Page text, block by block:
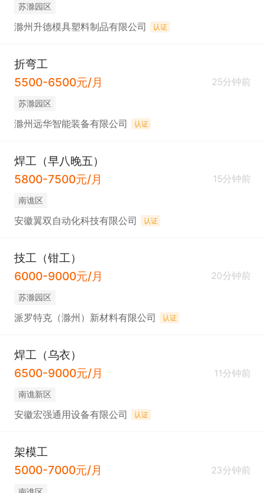
苏滁园区
滁州升德模具塑料制品有限公司 认证
折弯工
5500-6500元/月
25分钟前
苏滁园区
滁州远华智能装备有限公司 认证
焊工（早八晚五）
5800-7500元/月
15分钟前
南谯区
安徽翼双自动化科技有限公司 认证
技工（钳工）
6000-9000元/月
20分钟前
苏滁园区
派罗特克（滁州）新材料有限公司 认证
焊工（乌衣）
6500-9000元/月
11分钟前
南谯新区
安徽宏强通用设备有限公司 认证
架模工
5000-7000元/月
23分钟前